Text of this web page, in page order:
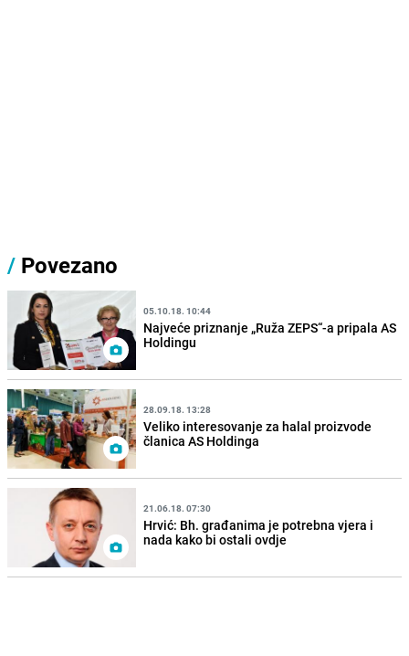
/ Povezano
05.10.18. 10:44
Najveće priznanje „Ruža ZEPS“-a pripala AS
Holdingu
28.09.18. 13:28
Veliko interesovanje za halal proizvode
članica AS Holdinga
21.06.18. 07:30
Hrvić: Bh. građanima je potrebna vjera i
nada kako bi ostali ovdje